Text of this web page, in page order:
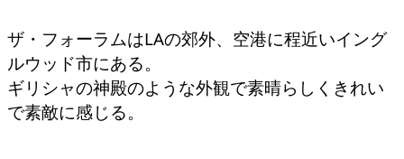
ザ・フォーラムはLAの郊外、空港に程近いイング
ルウッド市にある。
ギリシャの神殿のような外観で素晴らしくきれい
で素敵に感じる。